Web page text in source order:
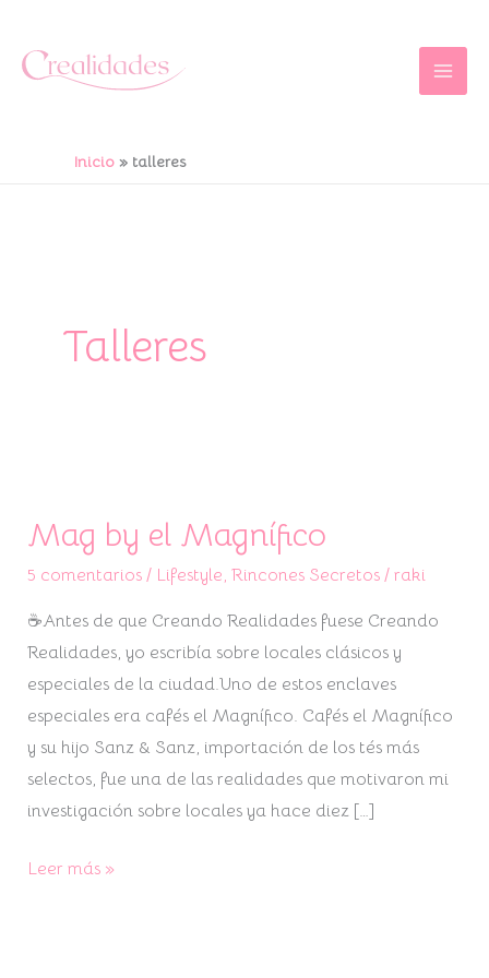
contenido
Inicio talleres
Talleres
Mag by el Magnífico
5 comentarios / Lifestyle, Rincones Secretos/ raki
☕Antes de que Creando Realidades fuese Creando
Realidades, yo escribía sobre locales clásicos y
especiales de la ciudad.Uno de estos enclaves
especiales era cafés el Magnífico. Cafés el Magnífico
y su hijo Sanz & Sanz, importación de los tés más
selectos, fue una de las realidades que motivaron mi
investigación sobre locales ya hace diez […]
Mag
Magnífico
Leer más »